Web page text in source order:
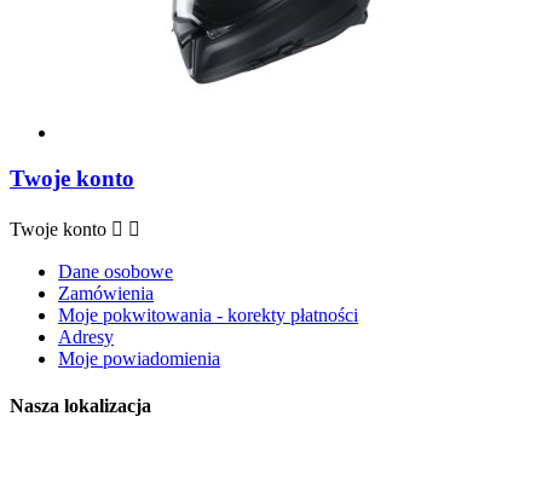
Twoje konto
Twoje konto  
Dane osobowe
Zamówienia
Moje pokwitowania - korekty płatności
Adresy
Moje powiadomienia
Nasza lokalizacja